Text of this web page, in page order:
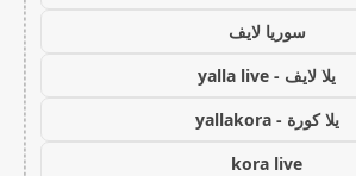
سوريا لايف
يلا لايف - yalla live
يلا كورة - yallakora
kora live